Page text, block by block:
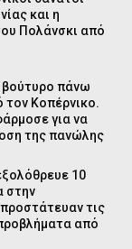
και η
Πολάνσκι από
βούτυρο πάνω
τον Κοπέρνικο.
για να
της πανώλης
10
στην
τις
από